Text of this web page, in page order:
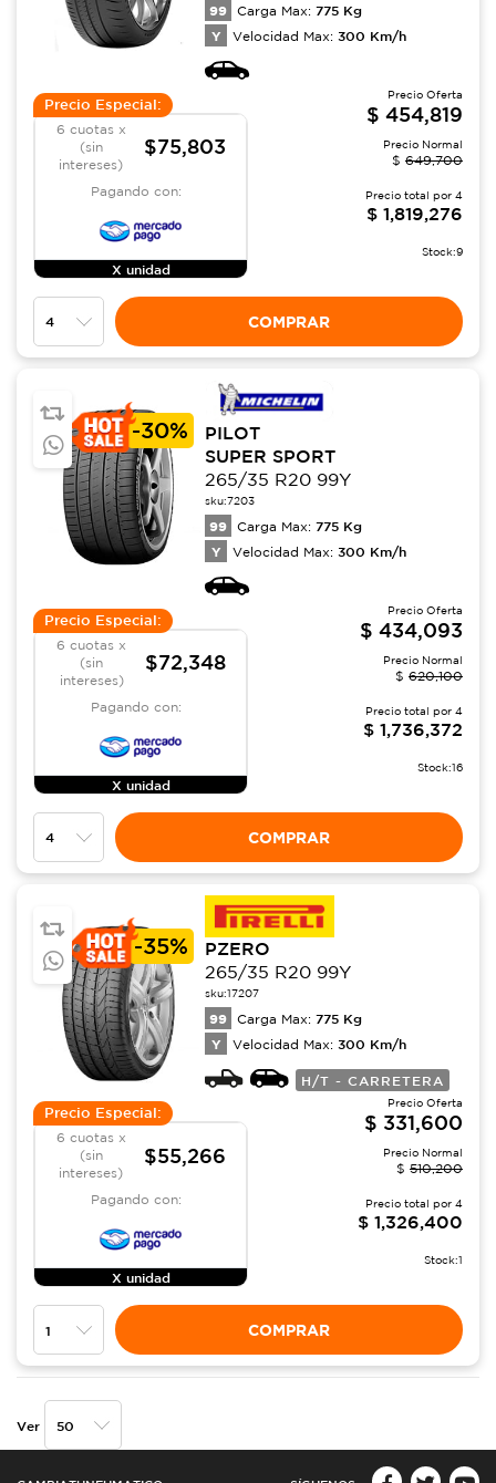
99 Carga Max: 775 Kg
Y Velocidad Max: 300 Km/h
Precio Especial:
6 cuotas x
(sin
intereses)
$75,803
Pagando con:
X unidad
Precio Oferta
$ 454,819
Precio Normal
$ 649,700
Precio total por 4
$ 1,819,276
Stock:9
COMPRAR
-30%
PILOT
SUPER SPORT
265/35 R20 99Y
sku:7203
99 Carga Max: 775 Kg
Y Velocidad Max: 300 Km/h
Precio Especial:
6 cuotas x
(sin
intereses)
$72,348
Pagando con:
X unidad
Precio Oferta
$ 434,093
Precio Normal
$ 620,100
Precio total por 4
$ 1,736,372
Stock:16
COMPRAR
-35%
PZERO
265/35 R20 99Y
sku:17207
99 Carga Max: 775 Kg
Y Velocidad Max: 300 Km/h
H/T - CARRETERA
Precio Especial:
6 cuotas x
(sin
intereses)
$55,266
Pagando con:
X unidad
Precio Oferta
$ 331,600
Precio Normal
$ 510,200
Precio total por 4
$ 1,326,400
Stock:1
COMPRAR
Ver